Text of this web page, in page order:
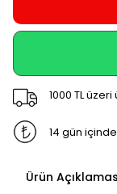
1000 TL
14 gün
Ürün